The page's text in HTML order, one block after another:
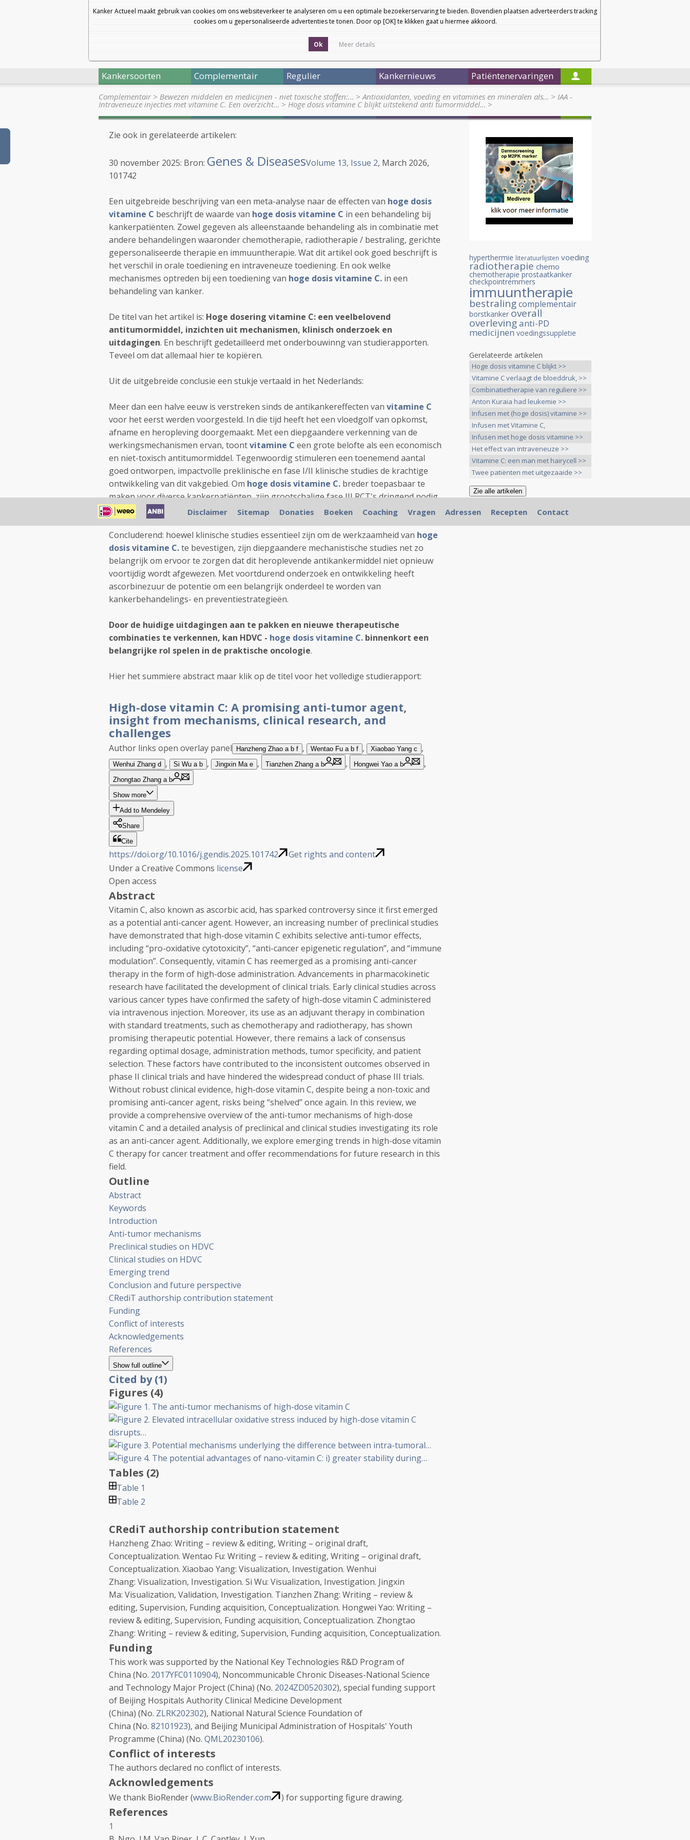
Kanker Actueel maakt gebruik van cookies om ons websiteverkeer te analyseren om u een optimale bezoekerservaring te bieden. Bovendien plaatsen adverteerders tracking
cookies om u gepersonaliseerde advertenties te tonen. Door op [OK] te klikken gaat u hiermee akkoord.
Ok Meer details
a
a
Nieuwsbrief
Startpagina
Kankersoorten Complementair Regulier Kankernieuws Patiëntenervaringen
Complementair> Bewezen middelen en medicijnen - niet toxische stoffen:… >Antioxidanten, voeding en vitamines en mineralen als… > IAA -
Intraveneuze injecties met vitamine C. Een overzicht… > Hoge dosis vitamine C blijkt uitstekend anti tumormiddel… >
Zie ook in gerelateerde artikelen:
30 november 2025: Bron: Genes & DiseasesVolume 13, Issue 2, March 2026,
101742
Een uitgebreide beschrijving van een meta-analyse naar de effecten van hoge dosis
vitamine C beschrijft de waarde van hoge dosis vitamine C in een behandeling bij
kankerpatiënten. Zowel gegeven als alleenstaande behandeling als in combinatie met
andere behandelingen waaronder chemotherapie, radiotherapie / bestraling, gerichte
gepersonaliseerde therapie en immuuntherapie. Wat dit artikel ook goed beschrijft is
het verschil in orale toediening en intraveneuze toediening. En ook welke
mechanismes optreden bij een toediening van hoge dosis vitamine C. in een
behandeling van kanker.
De titel van het artikel is: Hoge dosering vitamine C: een veelbelovend
antitumormiddel, inzichten uit mechanismen, klinisch onderzoek en
uitdagingen. En beschrijft gedetailleerd met onderbouwinng van studierapporten.
Teveel om dat allemaal hier te kopiëren.
Uit de uitgebreide conclusie een stukje vertaald in het Nederlands:
Meer dan een halve eeuw is verstreken sinds de antikankereffecten van vitamine C
voor het eerst werden voorgesteld. In die tijd heeft het een vloedgolf van opkomst,
afname en heropleving doorgemaakt. Met een diepgaandere verkenning van de
werkingsmechanismen ervan, toontvitamine C een grote belofte als een economisch
en niet-toxisch antitumormiddel. Tegenwoordig stimuleren een toenemend aantal
goed ontworpen, impactvolle preklinische en fase I/II klinische studies de krachtige
ontwikkeling van dit vakgebied. Om hoge dosis vitamine C. breder toepasbaar te
maken voor diverse kankerpatiënten, zijn grootschalige fase III RCT's dringend nodig
om de werkzaamheid ervan in combinatie met standaardbehandelingen te testen.
Concluderend: hoewel klinische studies essentieel zijn om de werkzaamheid van hoge
dosis vitamine C.te bevestigen, zijn diepgaandere mechanistische studies net zo
belangrijk om ervoor te zorgen dat dit heroplevende antikankermiddel niet opnieuw
voortijdig wordt afgewezen. Met voortdurend onderzoek en ontwikkeling heeft
ascorbinezuur de potentie om een ​​belangrijk onderdeel te worden van
kankerbehandelings- en preventiestrategieën.
Door de huidige uitdagingen aan te pakken en nieuwe therapeutische
combinaties te verkennen, kan HDVC - hoge dosis vitamine C. binnenkort een
belangrijke rol spelen in de praktische oncologie.
Hier het summiere abstract maar klik op de titel voor het volledige studierapport:
High-dose vitamin C: A promising anti-tumor agent,
insight from mechanisms, clinical research, and
challenges
Author links open overlay panel Hanzheng Zhao a b f , Wentao Fu a b f , Xiaobao Yang c ,
Wenhui Zhang d , Si Wu a b , Jingxin Ma e , Tianzhen Zhang a b , Hongwei Yao a b ,
Zhongtao Zhang a b
Show more
Add to Mendeley
Share
Cite
https://doi.org/10.1016/j.gendis.2025.101742
Get rights and content
Under a Creative Commons license
Open access
Abstract
Vitamin C, also known as ascorbic acid, has sparked controversy since it first emerged
as a potential anti-cancer agent. However, an increasing number of preclinical studies
have demonstrated that high-dose vitamin C exhibits selective anti-tumor effects,
including “pro-oxidative cytotoxicity”, “anti-cancer epigenetic regulation”, and “immune
modulation”. Consequently, vitamin C has reemerged as a promising anti-cancer
therapy in the form of high-dose administration. Advancements in pharmacokinetic
research have facilitated the development of clinical trials. Early clinical studies across
various cancer types have confirmed the safety of high-dose vitamin C administered
via intravenous injection. Moreover, its use as an adjuvant therapy in combination
with standard treatments, such as chemotherapy and radiotherapy, has shown
promising therapeutic potential. However, there remains a lack of consensus
regarding optimal dosage, administration methods, tumor specificity, and patient
selection. These factors have contributed to the inconsistent outcomes observed in
phase II clinical trials and have hindered the widespread conduct of phase III trials.
Without robust clinical evidence, high-dose vitamin C, despite being a non-toxic and
promising anti-cancer agent, risks being “shelved” once again. In this review, we
provide a comprehensive overview of the anti-tumor mechanisms of high-dose
vitamin C and a detailed analysis of preclinical and clinical studies investigating its role
as an anti-cancer agent. Additionally, we explore emerging trends in high-dose vitamin
C therapy for cancer treatment and offer recommendations for future research in this
field.
Outline
Abstract
Keywords
Introduction
Anti-tumor mechanisms
Preclinical studies on HDVC
Clinical studies on HDVC
Emerging trend
Conclusion and future perspective
CRediT authorship contribution statement
Funding
Conflict of interests
Acknowledgements
References
Show full outline
Cited by (1)
Figures (4)
Tables (2)
Table 1
Table 2
CRediT authorship contribution statement
Hanzheng Zhao: Writing – review & editing, Writing – original draft,
Conceptualization. Wentao Fu: Writing – review & editing, Writing – original draft,
Conceptualization. Xiaobao Yang: Visualization, Investigation. Wenhui
Zhang: Visualization, Investigation. Si Wu: Visualization, Investigation. Jingxin
Ma: Visualization, Validation, Investigation. Tianzhen Zhang: Writing – review &
editing, Supervision, Funding acquisition, Conceptualization. Hongwei Yao: Writing –
review & editing, Supervision, Funding acquisition, Conceptualization. Zhongtao
Zhang: Writing – review & editing, Supervision, Funding acquisition, Conceptualization.
Funding
This work was supported by the National Key Technologies R&D Program of
China (No. 2017YFC0110904), Noncommunicable Chronic Diseases-National Science
and Technology Major Project (China) (No. 2024ZD0520302), special funding support
of Beijing Hospitals Authority Clinical Medicine Development
(China) (No. ZLRK202302), National Natural Science Foundation of
China (No. 82101923), and Beijing Municipal Administration of Hospitals' Youth
Programme (China) (No. QML20230106).
Conflict of interests
The authors declared no conflict of interests.
Acknowledgements
We thank BioRender (www.BioRender.com ) for supporting figure drawing.
References
1
hyperthermie literatuurlijsten voeding
radiotherapie chemo
chemotherapie prostaatkanker
checkpointremmers
immuuntherapie
bestralingcomplementair
borstkanker overall
overlevinganti-PD
medicijnen voedingssuppletie
Gerelateerde artikelen
Hoge dosis vitamine C blijkt >>
Vitamine C verlaagt de bloeddruk, >>
Combinatietherapie van reguliere >>
Anton Kuraia had leukemie >>
Infusen met (hoge dosis) vitamine >>
Infusen met Vitamine C,
hydrocortisone >>
Infusen met hoge dosis vitamine >>
Het effect van intraveneuze >>
Vitamine C: een man met hairycell >>
Twee patiënten met uitgezaaide >>
Disclaimer Sitemap Donaties Boeken Coaching Vragen Adressen Recepten Contact